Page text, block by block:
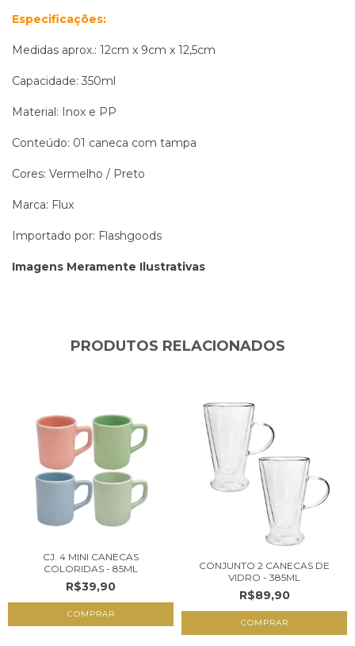
Especificações:
Medidas aprox.: 12cm x 9cm x 12,5cm
Capacidade: 350ml
Material: Inox e PP
Conteúdo: 01 caneca com tampa
Cores: Vermelho / Preto
Marca: Flux
Importado por: Flashgoods
Imagens Meramente Ilustrativas
PRODUTOS RELACIONADOS
CJ. 4 MINI CANECAS
COLORIDAS - 85ML
R$39,90
CONJUNTO 2 CANECAS DE
VIDRO - 385ML
R$89,90